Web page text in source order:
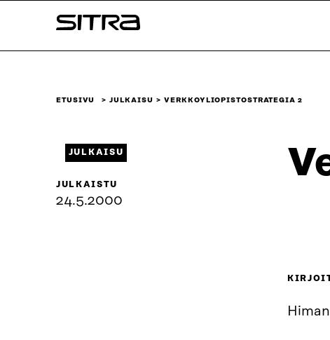
sisältöön
Sitra
ETUSIVU JULKAISU VERKKOYLIOPISTOSTRATEGIA 2
JULKAISU
JULKAISTU
24.5.2000